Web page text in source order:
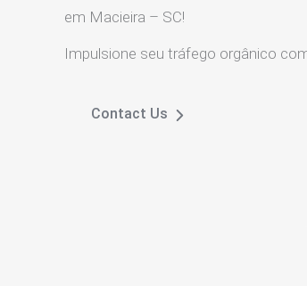
em Macieira – SC!
Impulsione seu tráfego orgânico
Contact Us